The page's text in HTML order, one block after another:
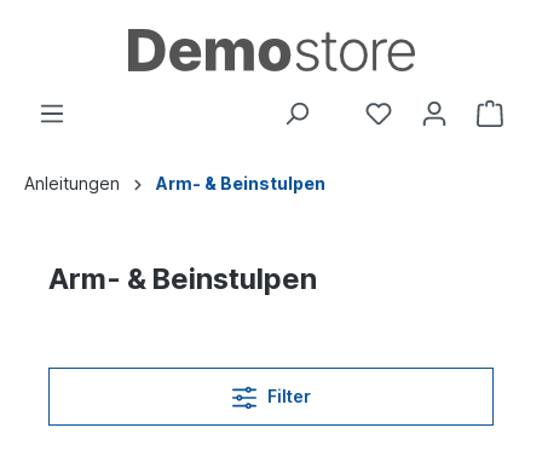
Anleitungen Arm- & Beinstulpen
Arm- & Beinstulpen
Filter